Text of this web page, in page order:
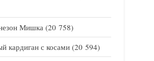
Мишка (20 758)
кардиган с косами (20 594)